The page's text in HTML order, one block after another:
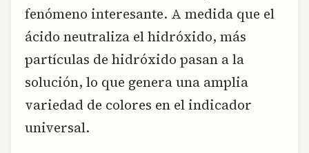
fenómeno interesante. A medida que el
ácido neutraliza el hidróxido, más
partículas de hidróxido pasan a la
solución, lo que genera una amplia
variedad de colores en el indicador
universal.